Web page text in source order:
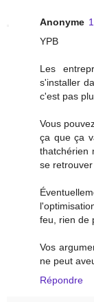
Anonyme
YPB
Les
s'installer
c'est pas
Vous
ça que ça
thatchérien
se
feu, rien de
Vos
ne peut
Répondre